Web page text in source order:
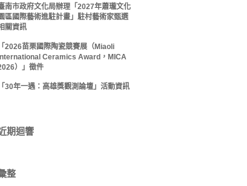
南市政府文化局辦理「2027年蕭瓏文化
區國際藝術進駐計畫」駐村藝術家甄選
關資訊
「2026苗栗國際陶瓷競賽展（Miaoli
International Ceramics Award，MICA
）」徵件
「30年一遇：高雄獎觀測論壇」活動資訊
期迴響
整